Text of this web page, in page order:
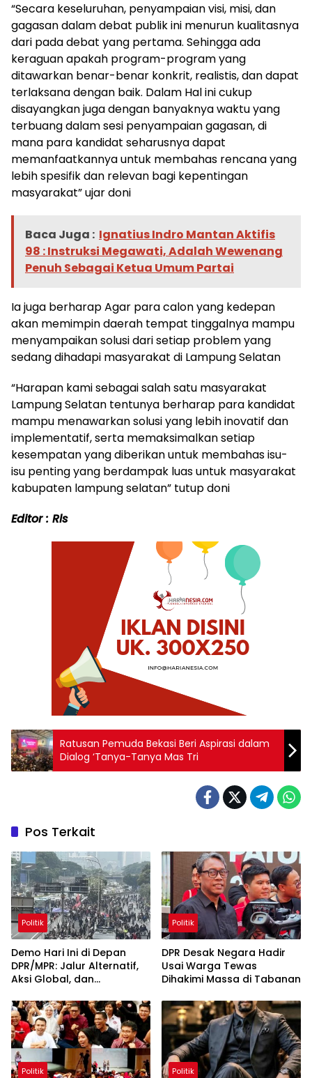
“Secara keseluruhan, penyampaian visi, misi, dan
gagasan dalam debat publik ini menurun kualitasnya
dari pada debat yang pertama. Sehingga ada
keraguan apakah program-program yang
ditawarkan benar-benar konkrit, realistis, dan dapat
terlaksana dengan baik. Dalam Hal ini cukup
disayangkan juga dengan banyaknya waktu yang
terbuang dalam sesi penyampaian gagasan, di
mana para kandidat seharusnya dapat
memanfaatkannya untuk membahas rencana yang
lebih spesifik dan relevan bagi kepentingan
masyarakat” ujar doni
Baca Juga : Ignatius Indro Mantan Aktifis
98 : Instruksi Megawati, Adalah Wewenang
Penuh Sebagai Ketua Umum Partai
Ia juga berharap Agar para calon yang kedepan
akan memimpin daerah tempat tinggalnya mampu
menyampaikan solusi dari setiap problem yang
sedang dihadapi masyarakat di Lampung Selatan
“Harapan kami sebagai salah satu masyarakat
Lampung Selatan tentunya berharap para kandidat
mampu menawarkan solusi yang lebih inovatif dan
implementatif, serta memaksimalkan setiap
kesempatan yang diberikan untuk membahas isu-
isu penting yang berdampak luas untuk masyarakat
kabupaten lampung selatan” tutup doni
Editor : Rls
Ratusan Pemuda Bekasi Beri Aspirasi dalam
Dialog ‘Tanya-Tanya Mas Tri
Pos Terkait
Politik
Demo Hari Ini di Depan
DPR/MPR: Jalur Alternatif,
Aksi Global, dan
Agustus 2026
Politik
DPR Desak Negara Hadir
Usai Warga Tewas
Dihakimi Massa di Tabanan
Politik Politik